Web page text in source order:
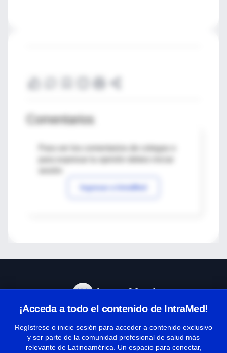
Comentarios
Para ver los comentarios de colegas o
Ingresar a IntraMed
¡Acceda a todo el contenido de IntraMed!
Regístrese o inicie sesión para acceder a contenido exclusivo
y ser parte de la comunidad profesional de salud más
relevante de Latinoamérica. Un espacio para conectar,